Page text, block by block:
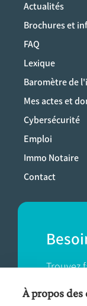
Actualités
Brochures et
FAQ
Lexique
Baromètre de
Mes actes et
Cybersécurité
Emploi
Immo Notaire
Contact
Trouvez
près de
À propos des